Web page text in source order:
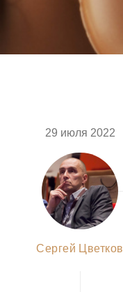
29 июля 2022
Сергей Цветков